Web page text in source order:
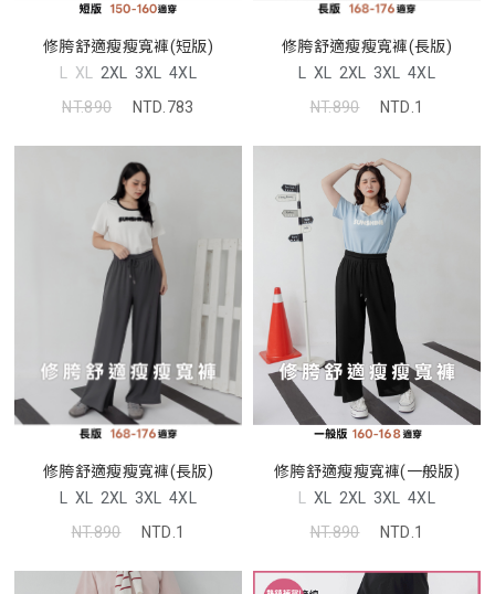
修胯舒適瘦瘦寬褲(短版)
L XL 2XL 3XL 4XL
NT.890
NTD.783
修胯舒適瘦瘦寬褲(長版)
L XL 2XL 3XL 4XL
NT.890
NTD.1
修胯舒適瘦瘦寬褲(長版)
L XL 2XL 3XL 4XL
NT.890
NTD.1
修胯舒適瘦瘦寬褲(一般版)
L XL 2XL 3XL 4XL
NT.890
NTD.1